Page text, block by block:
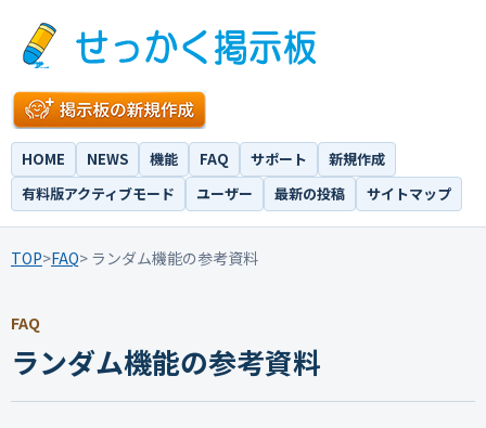
HOME NEWS 機能 FAQ サポート
新規作成
有料版アクティブモード
ユーザー 最新の投稿 サイトマップ
TOP>FAQ> ランダム機能の参考資料
FAQ
ランダム機能の参考資料